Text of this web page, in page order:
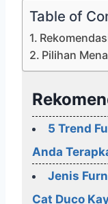
Table of
Pilihan
5 Trend
Anda
Jenis
Cat Duco